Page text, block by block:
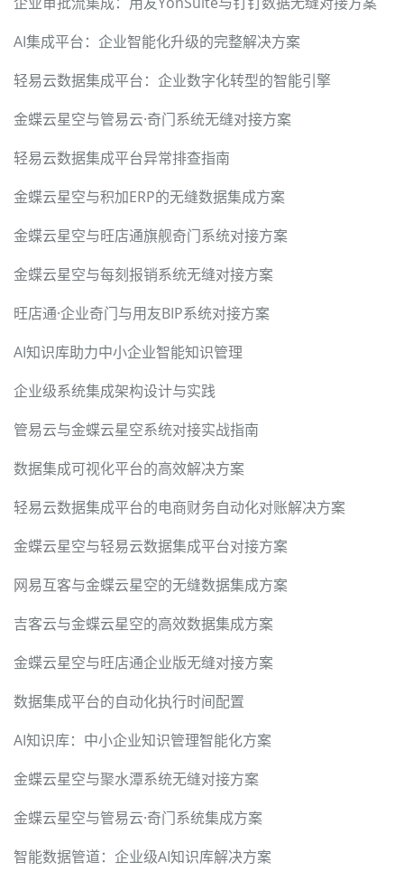
AI集成平台：企业智能化升级的完整解决方案
轻易云数据集成平台：企业数字化转型的智能引擎
金蝶云星空与管易云·奇门系统无缝对接方案
轻易云数据集成平台异常排查指南
金蝶云星空与积加ERP的无缝数据集成方案
金蝶云星空与旺店通旗舰奇门系统对接方案
金蝶云星空与每刻报销系统无缝对接方案
旺店通·企业奇门与用友BIP系统对接方案
AI知识库助力中小企业智能知识管理
企业级系统集成架构设计与实践
管易云与金蝶云星空系统对接实战指南
数据集成可视化平台的高效解决方案
轻易云数据集成平台的电商财务自动化对账解决方案
金蝶云星空与轻易云数据集成平台对接方案
网易互客与金蝶云星空的无缝数据集成方案
吉客云与金蝶云星空的高效数据集成方案
金蝶云星空与旺店通企业版无缝对接方案
数据集成平台的自动化执行时间配置
AI知识库：中小企业知识管理智能化方案
金蝶云星空与聚水潭系统无缝对接方案
金蝶云星空与管易云·奇门系统集成方案
智能数据管道：企业级AI知识库解决方案